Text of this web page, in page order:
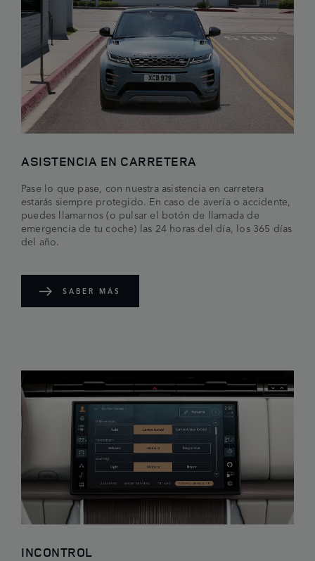
ASISTENCIA EN CARRETERA
Pase lo que pase, con nuestra asistencia en carretera
estarás siempre protegido. En caso de avería o accidente,
puedes llamarnos (o pulsar el botón de llamada de
emergencia de tu coche) las 24 horas del día, los 365 días
del año.
SABER MÁS
INCONTROL